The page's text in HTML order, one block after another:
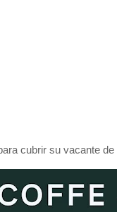
cubrir su vacante de